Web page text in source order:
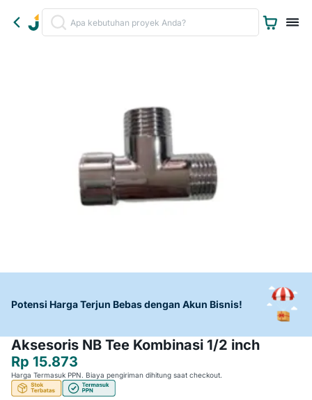
Potensi Harga Terjun Bebas dengan Akun Bisnis!
Aksesoris NB Tee Kombinasi 1/2 inch
Rp 15.873
Harga Termasuk PPN. Biaya pengiriman dihitung saat checkout.